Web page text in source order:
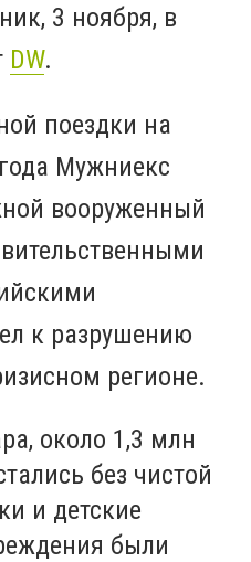
3 ноября, в
DW.
поездки на
Мужниекс
вооруженный
к разрушению
регионе.
около 1,3 млн
без чистой
и детские
были